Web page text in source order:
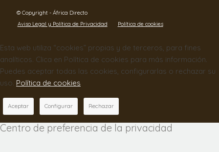
© Copyright - África Directo
Aviso Legal y Política de Privacidad
Política de cookies
Esta web utiliza “cookies” propias y de terceros, para fines
analíticos. Clica en Política de cookies para más información.
Puedes aceptar todas las cookies, configurarlas o rechazar su
uso. Política de cookies
Aceptar Configurar Rechazar
Centro de preferencia de la privacidad